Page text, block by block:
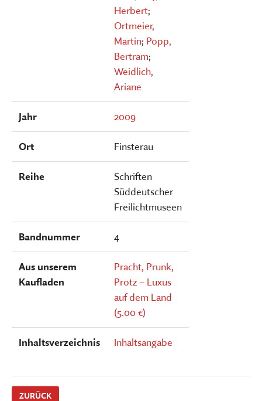
Herbert;
Ortmeier,
Martin; Popp,
Bertram;
Weidlich,
Ariane
Jahr 2009
Ort Finsterau
Reihe
Schriften
Süddeutscher
Freilichtmuseen
Bandnummer 4
Aus unserem
Kaufladen
Pracht, Prunk,
Protz – Luxus
auf dem Land
(5.00 €)
Inhaltsverzeichnis Inhaltsangabe
ZURÜCK